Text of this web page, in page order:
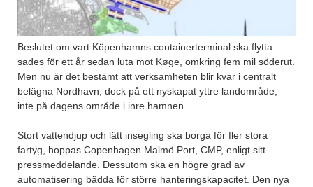
Beslutet om vart Köpenhamns containerterminal ska flytta
sades för ett år sedan luta mot Køge, omkring fem mil söderut.
Men nu är det bestämt att verksamheten blir kvar i centralt
belägna Nordhavn, dock på ett nyskapat yttre landområde,
inte på dagens område i inre hamnen.
Stort vattendjup och lätt insegling ska borga för fler stora
fartyg, hoppas Copenhagen Malmö Port, CMP, enligt sitt
pressmeddelande. Dessutom ska en högre grad av
automatisering bädda för större hanteringskapacitet. Den nya